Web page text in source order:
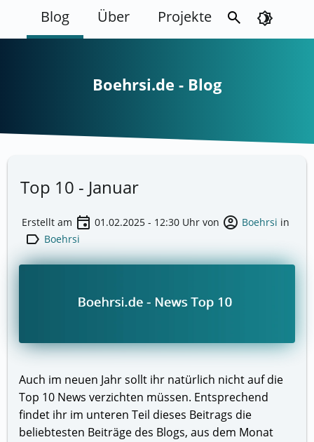
Blog Über Projekte search brightness_4
Boehrsi.de - Blog
Top 10 - Januar
Erstellt am event 01.02.2025 - 12:30 Uhr von account_circle Boehrsi in
label Boehrsi
Auch im neuen Jahr sollt ihr natürlich nicht auf die
Top 10 News verzichten müssen. Entsprechend
findet ihr im unteren Teil dieses Beitrags die
beliebtesten Beiträge des Blogs, aus dem Monat